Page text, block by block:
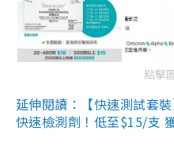
點擊
延伸閱讀：【快速測試套
快速檢測劑！低至$15/支